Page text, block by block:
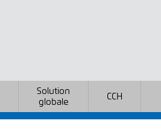
Solution
globale
CCH